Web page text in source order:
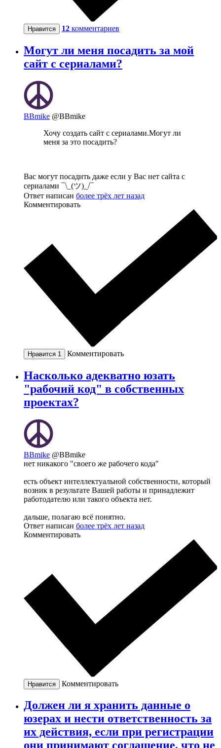
Нравится 12 комментариев
Могут ли меня посадить за мой
сайт с сериалами?
BBmike @BBmike
Хочу создать сайт с сериалами.Могут ли
меня за это посадить?
Вас могут посадить даже если у Вас нет сайта с
сериалами ¯\_(ツ)_/¯
Ответ написан более трёх лет назад
Комментировать
Нравится 1 Комментировать
Насколько адекватно юзать
"рабочий код" в собственных
проектах?
BBmike @BBmike
нет никакого "своего же рабочего кода"
есть объект интеллектуальной собственности, который
возник в результате Вашей работы и принадлежит
работодателю или такого объекта нет.
дальше, полагаю всё понятно.
Ответ написан более трёх лет назад
Комментировать
Нравится Комментировать
Должен ли я хранить данные о
юзерах и нести ответственность за
их действия, если при регистрации
они принимают соглашение, что не